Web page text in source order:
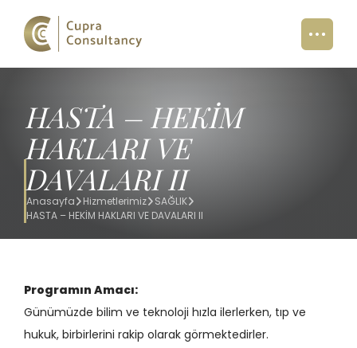
HASTA – HEKİM
HAKLARI VE
DAVALARI II
Anasayfa Hizmetlerimiz
SAĞLIK
HASTA – HEKİM HAKLARI VE DAVALARI II
Programın Amacı:
Günümüzde bilim ve teknoloji hızla ilerlerken, tıp ve
hukuk, birbirlerini rakip olarak görmektedirler.